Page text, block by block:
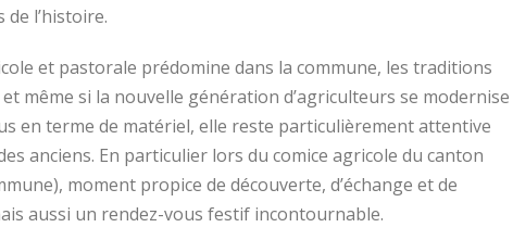
de l’histoire.
et pastorale prédomine dans la commune, les traditions
même si la nouvelle génération d’agriculteurs se modernise
en terme de matériel, elle reste particulièrement attentive
anciens. En particulier lors du comice agricole du canton
moment propice de découverte, d’échange et de
aussi un rendez-vous festif incontournable.